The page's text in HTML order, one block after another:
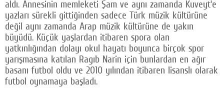
aldı. Annesinin memleketi Şam ve aynı zamanda Kuveyt’e
yazları sürekli gittiğinden sadece Türk müzik kültürüne
değil aynı zamanda Arap müzik kültürüne de yakın
büyüdü. Küçük yaşlardan itibaren spora olan
yatkınlığından dolayı okul hayatı boyunca birçok spor
yarışmasına katılan Ragıb Narin için bunlardan en ağır
basanı futbol oldu ve 2010 yılından itibaren lisanslı olarak
futbol oynamaya başladı.